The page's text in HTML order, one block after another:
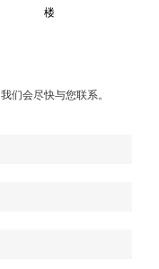
楼
们会尽快与您联系。